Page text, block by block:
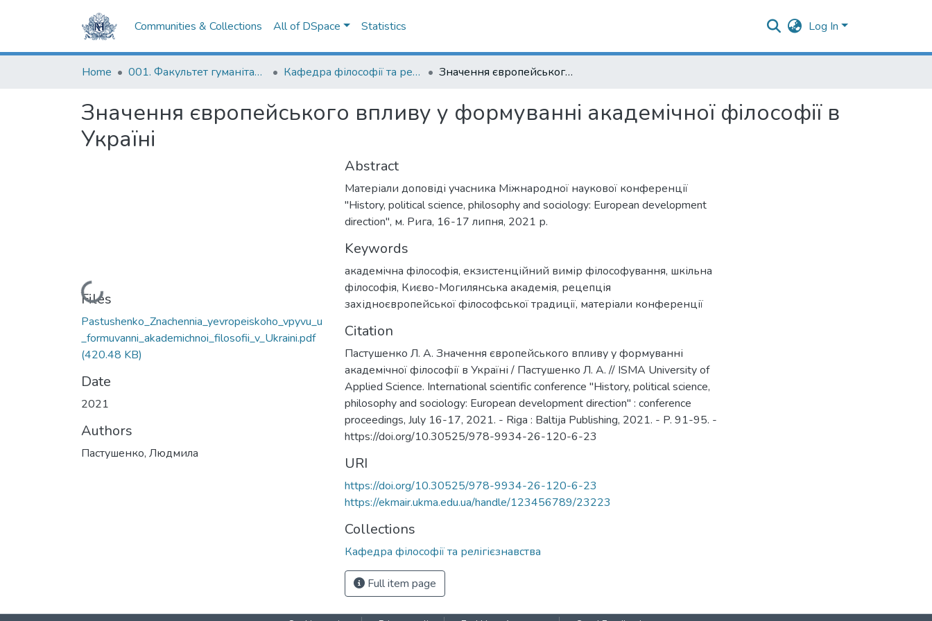
Communities & Collections All of DSpace Statistics Log In
Home 001. Факультет гуманітарних наук Кафедра філософії та релігієзнавства Значення європейського впливу у формуванні академічної філософії в Україні
Значення європейського впливу у формуванні академічної філософії в
Україні
Loading...
Files
Pastushenko_Znachennia_yevropeiskoho_vpyvu_u
_formuvanni_akademichnoi_filosofii_v_Ukraini.pdf
(420.48 KB)
Date
2021
Authors
Пастушенко, Людмила
Abstract
Матеріали доповіді учасника Міжнародної наукової конференції
"History, political science, philosophy and sociology: European development
direction", м. Рига, 16-17 липня, 2021 р.
Keywords
академічна філософія, екзистенційний вимір філософування, шкільна
філософія, Києво-Могилянська академія, рецепція
західноєвропейської філософської традиції, матеріали конференції
Citation
Пастушенко Л. А. Значення європейського впливу у формуванні
академічної філософії в Україні / Пастушенко Л. А. // ISMA University of
Applied Science. International scientific conference "History, political science,
philosophy and sociology: European development direction" : conference
proceedings, July 16-17, 2021. - Riga : Baltija Publishing, 2021. - P. 91-95. -
https://doi.org/10.30525/978-9934-26-120-6-23
URI
https://doi.org/10.30525/978-9934-26-120-6-23
https://ekmair.ukma.edu.ua/handle/123456789/23223
Collections
Кафедра філософії та релігієзнавства
Full item page